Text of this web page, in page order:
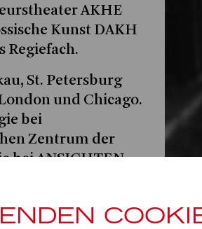
AKHE
Kunst DAKH
Regiefach.
St. Petersburg
und Chicago.
bei
Zentrum der
bei ANSICHTEN
Mannheim. Am
inszenierte er DAS
profilierte er